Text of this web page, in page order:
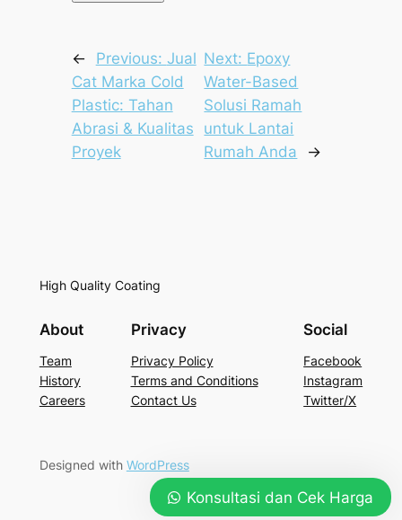
← Previous: Jual
Cat Marka Cold
Plastic: Tahan
Abrasi & Kualitas
Proyek
Next: Epoxy
Water-Based
Solusi Ramah
untuk Lantai
Rumah Anda
→
High Quality Coating
About
Team
History
Careers
Privacy
Privacy Policy
Terms and Conditions
Contact Us
Social
Facebook
Instagram
Twitter/X
Designed with WordPress
Konsultasi dan Cek Harga